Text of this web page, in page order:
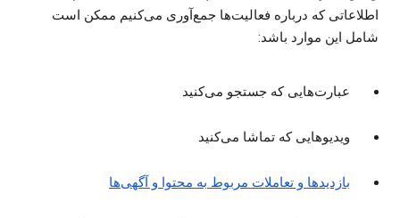
اطلاعاتی که درباره فعالیت‌ها جمع‌آوری می‌کنیم ممکن است
شامل این موارد باشد:
عبارت‌هایی که جستجو می‌کنید
ویدیوهایی که تماشا می‌کنید
بازدیدها و تعاملات مربوط به محتوا و آگهی‌ها